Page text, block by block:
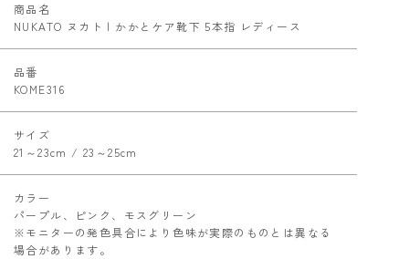
商品名
NUKATO ヌカト | かかとケア靴下 5本指 レディース
品番
KOME316
サイズ
21～23cm / 23～25cm
カラー
パープル、ピンク、モスグリーン
※モニターの発色具合により色味が実際のものとは異なる
場合があります。